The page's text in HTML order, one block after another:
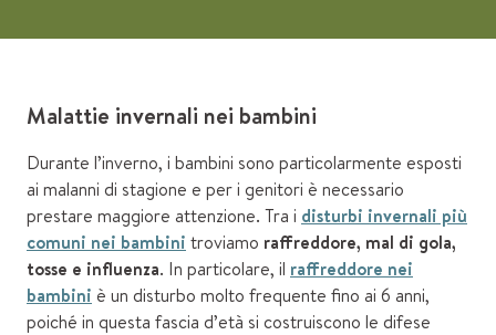
Malattie invernali nei bambini
Durante l’inverno, i bambini sono particolarmente esposti
ai malanni di stagione e per i genitori è necessario
prestare maggiore attenzione. Tra i disturbi invernali più
comuni nei bambini troviamo raffreddore, mal di gola,
tosse e influenza. In particolare, il raffreddore nei
bambini è un disturbo molto frequente fino ai 6 anni,
poiché in questa fascia d’età si costruiscono le difese